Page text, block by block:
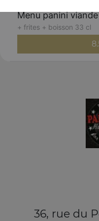
Menu panini
+ frites + boisson 33 cl
36, rue du